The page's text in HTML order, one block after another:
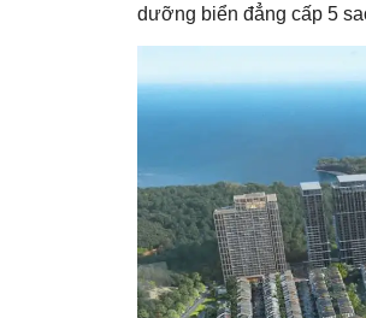
dưỡng biển đẳng cấp 5